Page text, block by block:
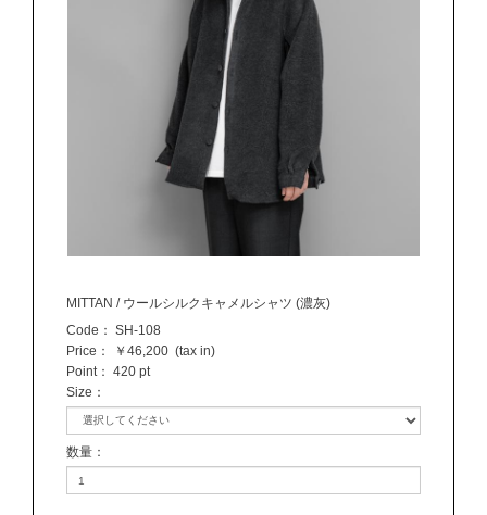
MITTAN / ウールシルクキャメルシャツ (濃灰)
Code： SH-108
Price：
￥46,200 (tax in)
Point： 420 pt
Size ：
数量 ：